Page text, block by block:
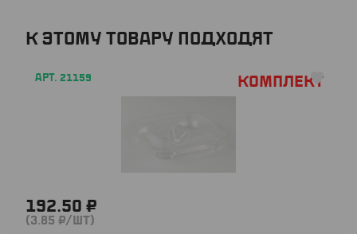
К ЭТОМУ ТОВАРУ ПОДХОДЯТ
АРТ. 21159 Комплект
192.50 ₽
(3.85 ₽/ШТ)